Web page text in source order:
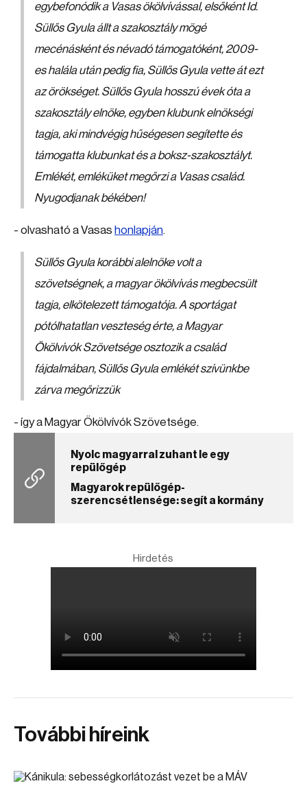
egybefonódik a Vasas ökölvívással, elsőként Id.
Süllős Gyula állt a szakosztály mögé
mecénásként és névadó támogatóként, 2009-
es halála után pedig fia, Süllős Gyula vette át ezt
az örökséget. Süllős Gyula hosszú évek óta a
szakosztály elnöke, egyben klubunk elnökségi
tagja, aki mindvégig hűségesen segítette és
támogatta klubunkat és a boksz-szakosztályt.
Emlékét, emléküket megőrzi a Vasas család.
Nyugodjanak békében!
- olvasható a Vasas honlapján.
Süllős Gyula korábbi alelnöke volt a
szövetségnek, a magyar ökölvívás megbecsült
tagja, elkötelezett támogatója. A sportágat
pótólhatatlan veszteség érte, a Magyar
Ökölvívók Szövetsége osztozik a család
fájdalmában, Süllős Gyula emlékét szívünkbe
zárva megőrizzük
- így a Magyar Ökölvívók Szövetsége.
Nyolc magyarral zuhant le egy
repülőgép
Magyarok repülőgép-
szerencsétlensége: segít a kormány
Hirdetés
További híreink